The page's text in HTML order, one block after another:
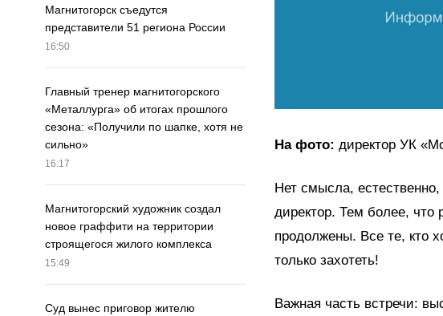
Магнитогорск съедутся
представители 51 региона России
16:50
Главный тренер магнитогорского
«Металлурга» об итогах прошлого
сезона: «Получили по шапке, хотя не
сильно»
16:17
Магнитогорский художник создал
новое граффити на территории
строящегося жилого комплекса
15:49
Суд вынес приговор жителю
На фото: директор УК
Нет смысла, естественно,
директор. Тем более, что
продолжены. Все те, кто
только захотеть!
Важная часть встречи: